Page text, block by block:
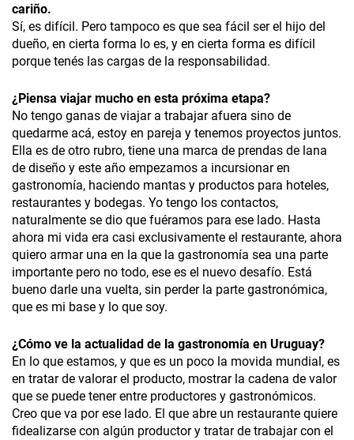
cariño.
Sí, es difícil. Pero tampoco es que sea fácil ser el hijo del
dueño, en cierta forma lo es, y en cierta forma es difícil
porque tenés las cargas de la responsabilidad.
¿Piensa viajar mucho en esta próxima etapa?
No tengo ganas de viajar a trabajar afuera sino de
quedarme acá, estoy en pareja y tenemos proyectos juntos.
Ella es de otro rubro, tiene una marca de prendas de lana
de diseño y este año empezamos a incursionar en
gastronomía, haciendo mantas y productos para hoteles,
restaurantes y bodegas. Yo tengo los contactos,
naturalmente se dio que fuéramos para ese lado. Hasta
ahora mi vida era casi exclusivamente el restaurante, ahora
quiero armar una en la que la gastronomía sea una parte
importante pero no todo, ese es el nuevo desafío. Está
bueno darle una vuelta, sin perder la parte gastronómica,
que es mi base y lo que soy.
¿Cómo ve la actualidad de la gastronomía en Uruguay?
En lo que estamos, y que es un poco la movida mundial, es
en tratar de valorar el producto, mostrar la cadena de valor
que se puede tener entre productores y gastronómicos.
Creo que va por ese lado. El que abre un restaurante quiere
fidealizarse con algún productor y tratar de trabajar con el